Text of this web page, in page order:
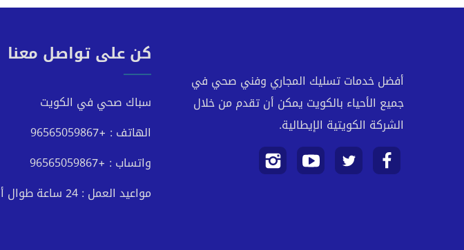
أفضل خدمات تسليك المجاري وفني صحي في
جميع الأحياء بالكويت يمكن أن تقدم من خلال
الشركة الكويتية الإيطالية.
تابعنا
تابعنا
تابعنا
تابعنا
كن على تواصل معنا
سباك صحي في الكويت
الهاتف : +96565059867
واتساب : +96565059867
مواعيد العمل : 24 ساعة طوال أيام الأسبوع